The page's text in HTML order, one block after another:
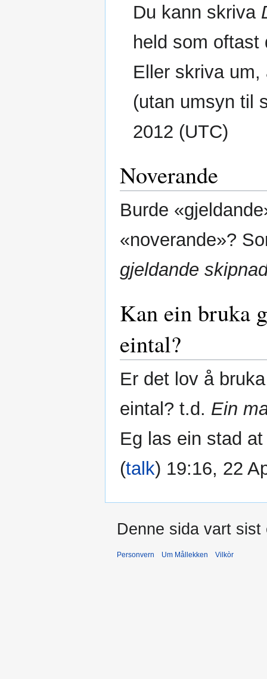
Du kann skriva
held som
Eller skriva
(utan umsyn til
2012 (UTC)
Noverande
Burde
«noverande»?
gjeldande
Kan ein bruka
eintal?
Er det lov å
eintal? t.d. Ein
Eg las ein stad
(talk) 19:16, 22
Denne sida vart
Personvern Um Mållekken Vilkòr